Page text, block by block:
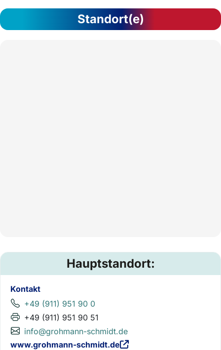
Standort(e)
Hauptstandort:
Kontakt
+49 (911) 951 90 0
+49 (911) 951 90 51
info@grohmann-schmidt.de
www.grohmann-schmidt.de